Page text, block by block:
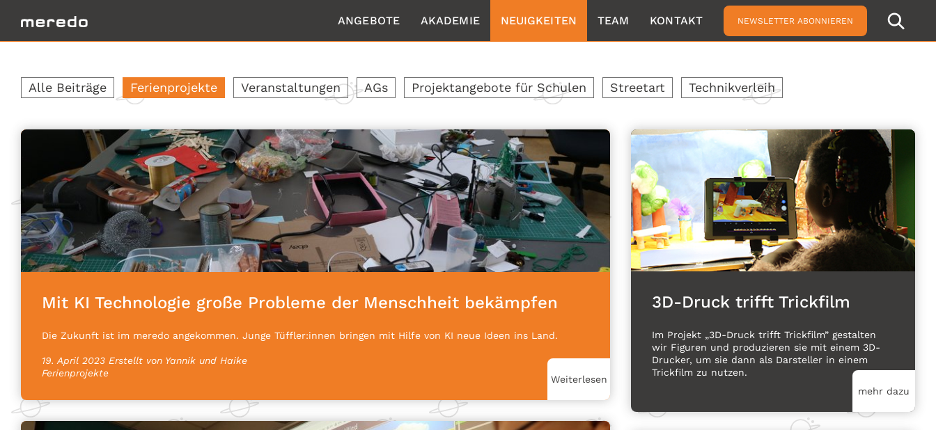
ANGEBOTE AKADEMIE NEUIGKEITEN TEAM KONTAKT NEWSLETTER ABONNIEREN
Alle Beiträge Ferienprojekte Veranstaltungen AGs Projektangebote für Schulen Streetart Technikverleih
Mit KI Technologie große Probleme der Menschheit bekämpfen
Die Zukunft ist im meredo angekommen. Junge Tüffler:innen bringen mit Hilfe von KI neue Ideen ins Land.
19. April 2023 Erstellt von Yannik und Haike
Ferienprojekte
Weiterlesen
3D-Druck trifft Trickfilm
Im Projekt „3D-Druck trifft Trickfilm” gestalten
wir Figuren und produzieren sie mit einem 3D-
Drucker, um sie dann als Darsteller in einem
Trickfilm zu nutzen.
mehr dazu